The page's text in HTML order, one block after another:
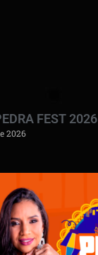
FEST 2026
2026